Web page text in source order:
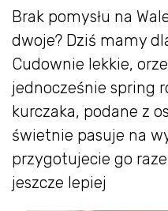
Brak pomysłu na
dwoje? Dziś mamy
Cudownie lekkie,
jednocześnie spring
kurczaka, podane z
świetnie pasuje na
przygotujecie go
jeszcze lepiej